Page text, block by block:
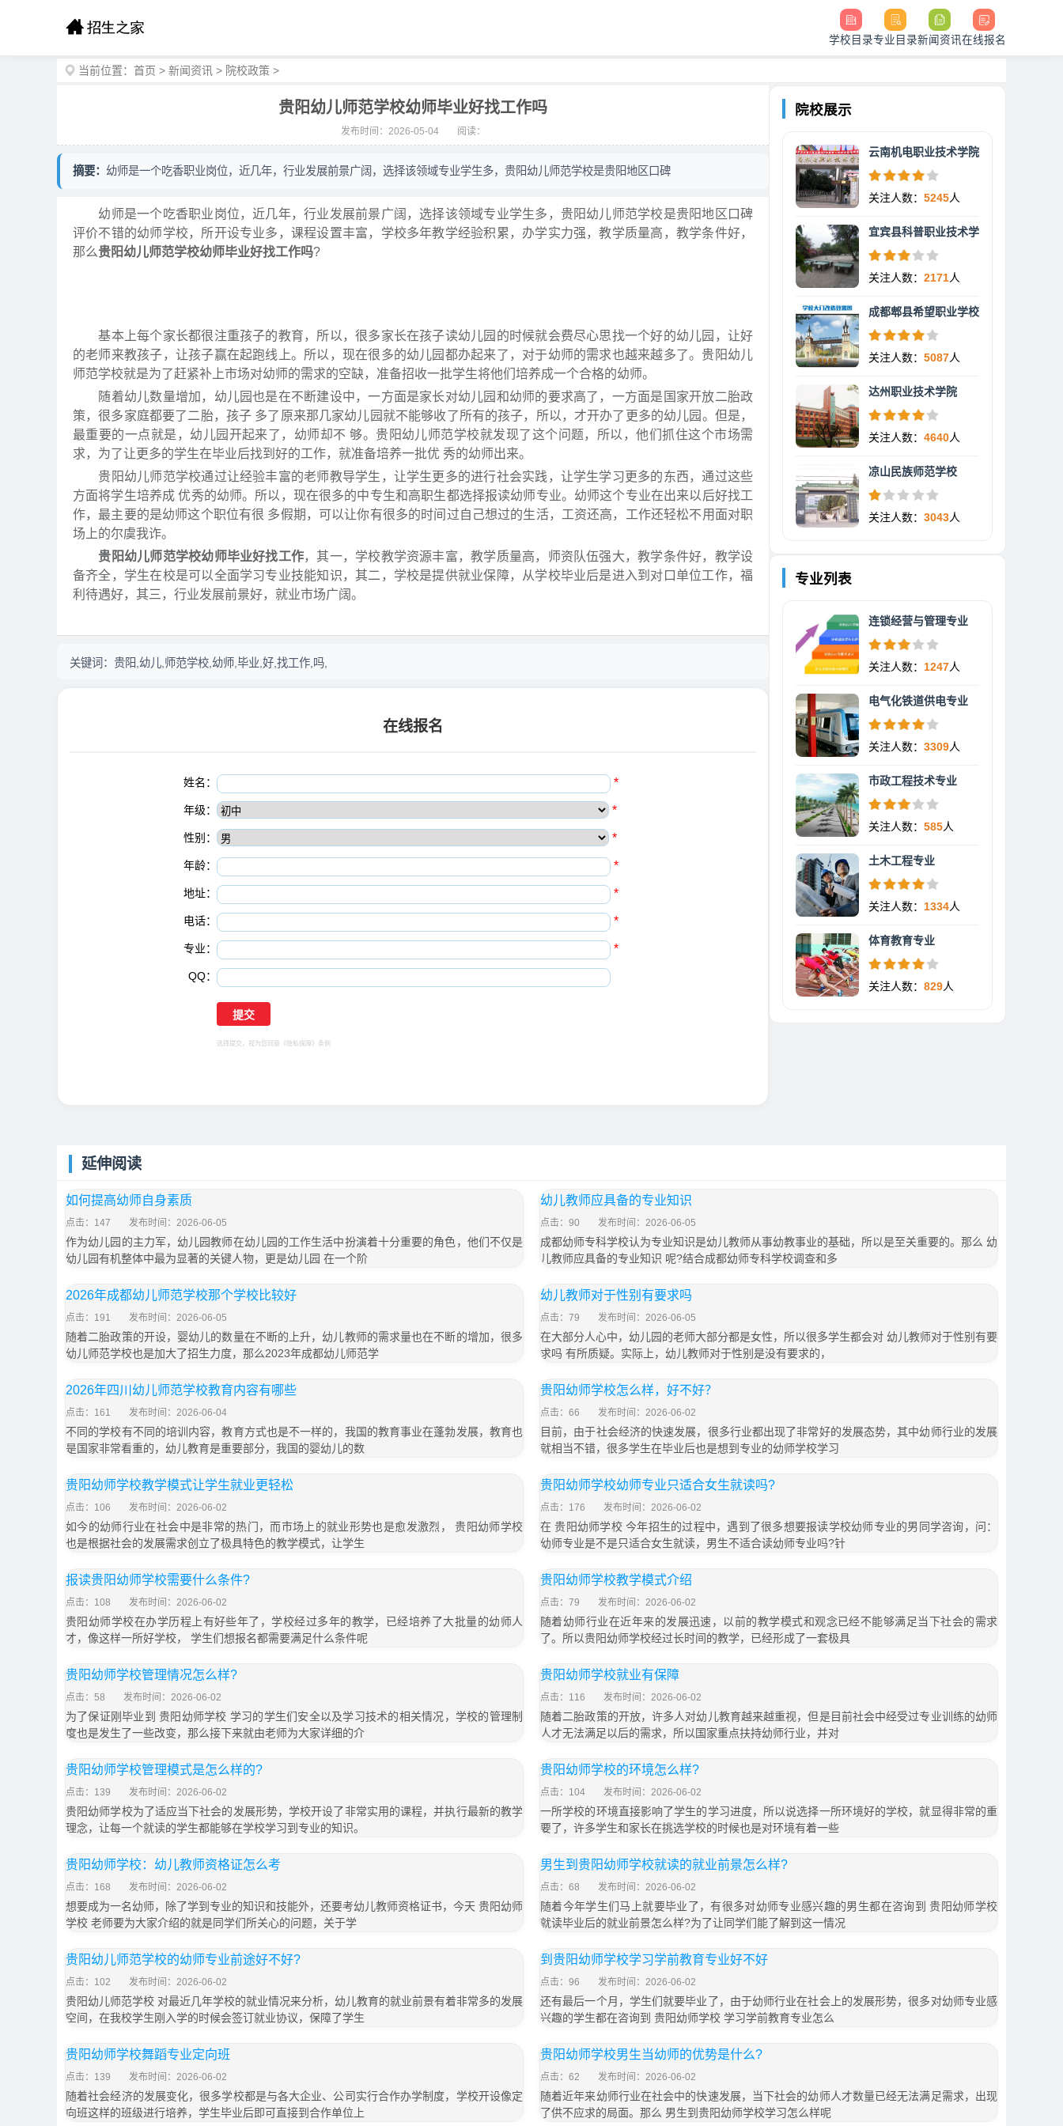
学校目录专业目录新闻资讯在线报名
当前位置： 首页 > 新闻资讯 > 院校政策 >
贵阳幼儿师范学校幼师毕业好找工作吗
发布时间：2026-05-04 阅读：
摘要： 幼师是一个吃香职业岗位，近几年，行业发展前景广阔，选择该领域专业学生多，贵阳幼儿师范学校是贵阳地区口碑
幼师是一个吃香职业岗位，近几年，行业发展前景广阔，选择该领域专业学生多，贵阳幼儿师范学校是贵阳地区口碑
评价不错的幼师学校，所开设专业多，课程设置丰富，学校多年教学经验积累，办学实力强，教学质量高，教学条件好，
那么贵阳幼儿师范学校幼师毕业好找工作吗?
基本上每个家长都很注重孩子的教育，所以，很多家长在孩子读幼儿园的时候就会费尽心思找一个好的幼儿园，让好
的老师来教孩子，让孩子赢在起跑线上。所以，现在很多的幼儿园都办起来了，对于幼师的需求也越来越多了。贵阳幼儿
师范学校就是为了赶紧补上市场对幼师的需求的空缺，准备招收一批学生将他们培养成一个合格的幼师。
随着幼儿数量增加，幼儿园也是在不断建设中，一方面是家长对幼儿园和幼师的要求高了，一方面是国家开放二胎政
策，很多家庭都要了二胎，孩子 多了原来那几家幼儿园就不能够收了所有的孩子，所以，才开办了更多的幼儿园。但是，
最重要的一点就是，幼儿园开起来了，幼师却不 够。贵阳幼儿师范学校就发现了这个问题，所以，他们抓住这个市场需
求，为了让更多的学生在毕业后找到好的工作，就准备培养一批优 秀的幼师出来。
贵阳幼儿师范学校通过让经验丰富的老师教导学生，让学生更多的进行社会实践，让学生学习更多的东西，通过这些
方面将学生培养成 优秀的幼师。所以，现在很多的中专生和高职生都选择报读幼师专业。幼师这个专业在出来以后好找工
作，最主要的是幼师这个职位有很 多假期，可以让你有很多的时间过自己想过的生活，工资还高，工作还轻松不用面对职
场上的尔虞我诈。
贵阳幼儿师范学校幼师毕业好找工作，其一，学校教学资源丰富，教学质量高，师资队伍强大，教学条件好，教学设
备齐全，学生在校是可以全面学习专业技能知识，其二，学校是提供就业保障，从学校毕业后是进入到对口单位工作，福
利待遇好，其三，行业发展前景好，就业市场广阔。
关键词： 贵阳,幼儿,师范学校,幼师,毕业,好,找工作,吗,
在线报名
姓名： *
年级： *
性别： *
年龄： *
地址： *
电话： *
专业： *
QQ：
选择提交，视为您同意 《隐私保障》 条例
院校展示
云南机电职业技术学院
关注人数： 5245人
宜宾县科普职业技术学
关注人数： 2171人
成都郫县希望职业学校
关注人数： 5087人
达州职业技术学院
关注人数： 4640人
凉山民族师范学校
关注人数： 3043人
专业列表
连锁经营与管理专业
关注人数： 1247人
电气化铁道供电专业
关注人数： 3309人
市政工程技术专业
关注人数： 585人
土木工程专业
关注人数： 1334人
体育教育专业
关注人数： 829人
延伸阅读
如何提高幼师自身素质
点击：147 发布时间：2026-06-05
作为幼儿园的主力军，幼儿园教师在幼儿园的工作生活中扮演着十分重要的角色，他们不仅是
幼儿园有机整体中最为显著的关键人物，更是幼儿园 在一个阶
幼儿教师应具备的专业知识
点击：90 发布时间：2026-06-05
成都幼师专科学校认为专业知识是幼儿教师从事幼教事业的基础，所以是至关重要的。那么 幼
儿教师应具备的专业知识 呢?结合成都幼师专科学校调查和多
2026年成都幼儿师范学校那个学校比较好
点击：191 发布时间：2026-06-05
随着二胎政策的开设，婴幼儿的数量在不断的上升，幼儿教师的需求量也在不断的增加，很多
幼儿师范学校也是加大了招生力度，那么2023年成都幼儿师范学
幼儿教师对于性别有要求吗
点击：79 发布时间：2026-06-05
在大部分人心中，幼儿园的老师大部分都是女性，所以很多学生都会对 幼儿教师对于性别有要
求吗 有所质疑。实际上，幼儿教师对于性别是没有要求的，
2026年四川幼儿师范学校教育内容有哪些
点击：161 发布时间：2026-06-04
不同的学校有不同的培训内容，教育方式也是不一样的，我国的教育事业在蓬勃发展，教育也
是国家非常看重的，幼儿教育是重要部分，我国的婴幼儿的数
贵阳幼师学校怎么样，好不好？
点击：66 发布时间：2026-06-02
目前，由于社会经济的快速发展，很多行业都出现了非常好的发展态势，其中幼师行业的发展
就相当不错，很多学生在毕业后也是想到专业的幼师学校学习
贵阳幼师学校教学模式让学生就业更轻松
点击：106 发布时间：2026-06-02
如今的幼师行业在社会中是非常的热门，而市场上的就业形势也是愈发激烈， 贵阳幼师学校
也是根据社会的发展需求创立了极具特色的教学模式，让学生
贵阳幼师学校幼师专业只适合女生就读吗?
点击：176 发布时间：2026-06-02
在 贵阳幼师学校 今年招生的过程中，遇到了很多想要报读学校幼师专业的男同学咨询，问：
幼师专业是不是只适合女生就读，男生不适合读幼师专业吗?针
报读贵阳幼师学校需要什么条件?
点击：108 发布时间：2026-06-02
贵阳幼师学校在办学历程上有好些年了，学校经过多年的教学，已经培养了大批量的幼师人
才，像这样一所好学校， 学生们想报名都需要满足什么条件呢
贵阳幼师学校教学模式介绍
点击：79 发布时间：2026-06-02
随着幼师行业在近年来的发展迅速，以前的教学模式和观念已经不能够满足当下社会的需求
了。所以贵阳幼师学校经过长时间的教学，已经形成了一套极具
贵阳幼师学校管理情况怎么样?
点击：58 发布时间：2026-06-02
为了保证刚毕业到 贵阳幼师学校 学习的学生们安全以及学习技术的相关情况，学校的管理制
度也是发生了一些改变，那么接下来就由老师为大家详细的介
贵阳幼师学校就业有保障
点击：116 发布时间：2026-06-02
随着二胎政策的开放，许多人对幼儿教育越来越重视，但是目前社会中经受过专业训练的幼师
人才无法满足以后的需求，所以国家重点扶持幼师行业，并对
贵阳幼师学校管理模式是怎么样的?
点击：139 发布时间：2026-06-02
贵阳幼师学校为了适应当下社会的发展形势，学校开设了非常实用的课程，并执行最新的教学
理念，让每一个就读的学生都能够在学校学习到专业的知识。
贵阳幼师学校的环境怎么样?
点击：104 发布时间：2026-06-02
一所学校的环境直接影响了学生的学习进度，所以说选择一所环境好的学校，就显得非常的重
要了，许多学生和家长在挑选学校的时候也是对环境有着一些
贵阳幼师学校：幼儿教师资格证怎么考
点击：168 发布时间：2026-06-02
想要成为一名幼师，除了学到专业的知识和技能外，还要考幼儿教师资格证书，今天 贵阳幼师
学校 老师要为大家介绍的就是同学们所关心的问题，关于学
男生到贵阳幼师学校就读的就业前景怎么样?
点击：68 发布时间：2026-06-02
随着今年学生们马上就要毕业了，有很多对幼师专业感兴趣的男生都在咨询到 贵阳幼师学校
就读毕业后的就业前景怎么样?为了让同学们能了解到这一情况
贵阳幼儿师范学校的幼师专业前途好不好?
点击：102 发布时间：2026-06-02
贵阳幼儿师范学校 对最近几年学校的就业情况来分析，幼儿教育的就业前景有着非常多的发展
空间，在我校学生刚入学的时候会签订就业协议，保障了学生
到贵阳幼师学校学习学前教育专业好不好
点击：96 发布时间：2026-06-02
还有最后一个月，学生们就要毕业了，由于幼师行业在社会上的发展形势，很多对幼师专业感
兴趣的学生都在咨询到 贵阳幼师学校 学习学前教育专业怎么
贵阳幼师学校舞蹈专业定向班
点击：139 发布时间：2026-06-02
随着社会经济的发展变化，很多学校都是与各大企业、公司实行合作办学制度，学校开设像定
向班这样的班级进行培养，学生毕业后即可直接到合作单位上
贵阳幼师学校男生当幼师的优势是什么?
点击：62 发布时间：2026-06-02
随着近年来幼师行业在社会中的快速发展，当下社会的幼师人才数量已经无法满足需求，出现
了供不应求的局面。那么 男生到贵阳幼师学校学习怎么样呢